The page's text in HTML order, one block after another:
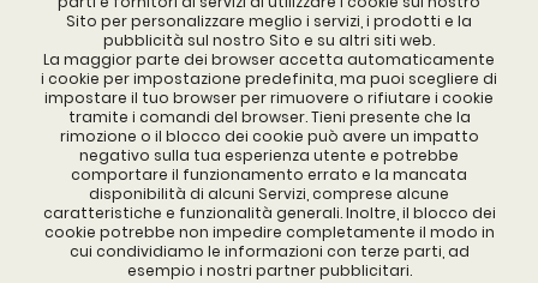
Sito per personalizzare meglio i servizi, i prodotti e la
pubblicità sul nostro Sito e su altri siti web.
La maggior parte dei browser accetta automaticamente
i cookie per impostazione predefinita, ma puoi scegliere di
impostare il tuo browser per rimuovere o rifiutare i cookie
tramite i comandi del browser. Tieni presente che la
rimozione o il blocco dei cookie può avere un impatto
negativo sulla tua esperienza utente e potrebbe
comportare il funzionamento errato e la mancata
disponibilità di alcuni Servizi, comprese alcune
caratteristiche e funzionalità generali. Inoltre, il blocco dei
cookie potrebbe non impedire completamente il modo in
cui condividiamo le informazioni con terze parti, ad
esempio i nostri partner pubblicitari.